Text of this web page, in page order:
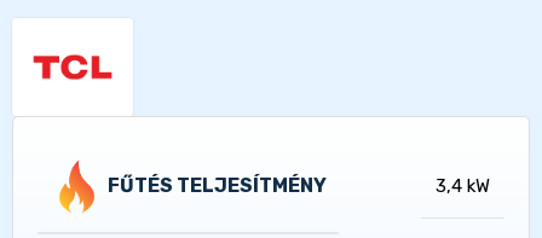
FŰTÉS TELJESÍTMÉNY 3,4 kW